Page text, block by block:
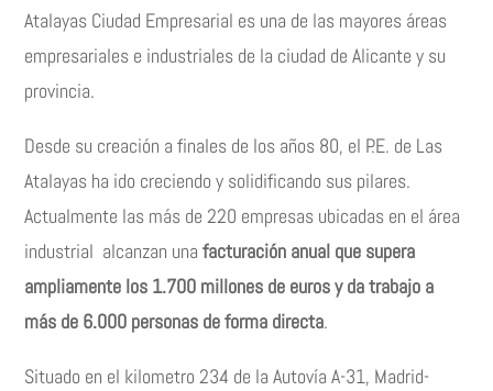
Atalayas Ciudad Empresarial es una de las mayores áreas
empresariales e industriales de la ciudad de Alicante y su
provincia.
Desde su creación a finales de los años 80, el P.E. de Las
Atalayas ha ido creciendo y solidificando sus pilares.
Actualmente las más de 220 empresas ubicadas en el área
industrial alcanzan unafacturación anual que supera
ampliamente los 1.700 millones de euros y da trabajo a
más de 6.000 personas de forma directa.
Situado en el kilometro 234 de la Autovía A-31, Madrid-